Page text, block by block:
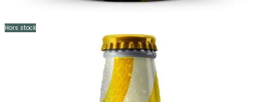
Hors stock